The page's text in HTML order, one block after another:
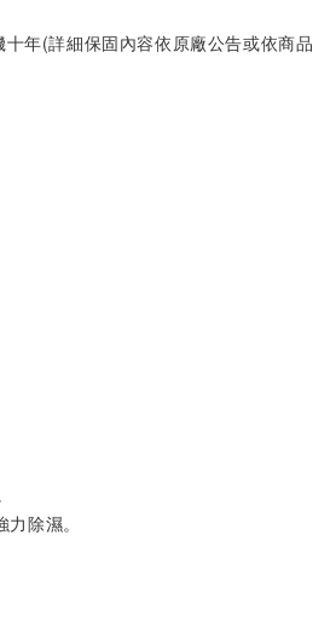
年(詳細保固內容依原廠公告或依商品
力除濕。